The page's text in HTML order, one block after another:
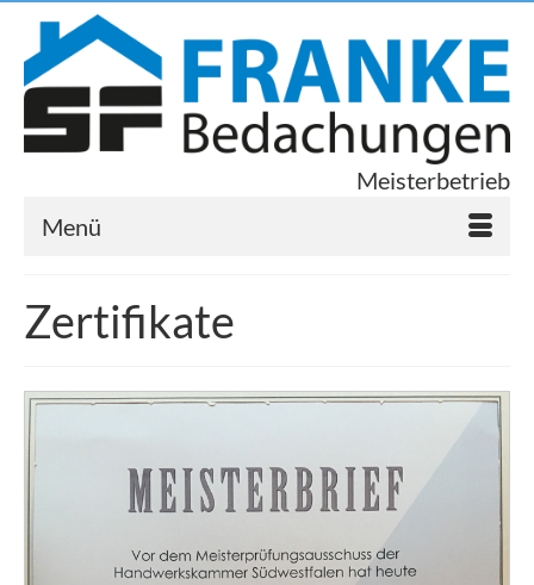
Meisterbetrieb
Menü
Zertifikate